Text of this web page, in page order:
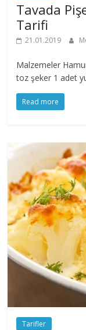
Tavada
Tarifi
21.01.2019
Malzemeler
toz şeker 1 adet
Read more
Tarifler